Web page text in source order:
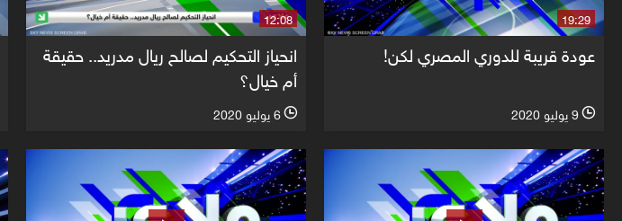
19:29
عودة قريبة للدوري المصري لكن!
l 9 يوليو 2020
12:08
انحياز التحكيم لصالح ريال مدريد.. حقيقة
أم خيال؟
l 6 يوليو 2020